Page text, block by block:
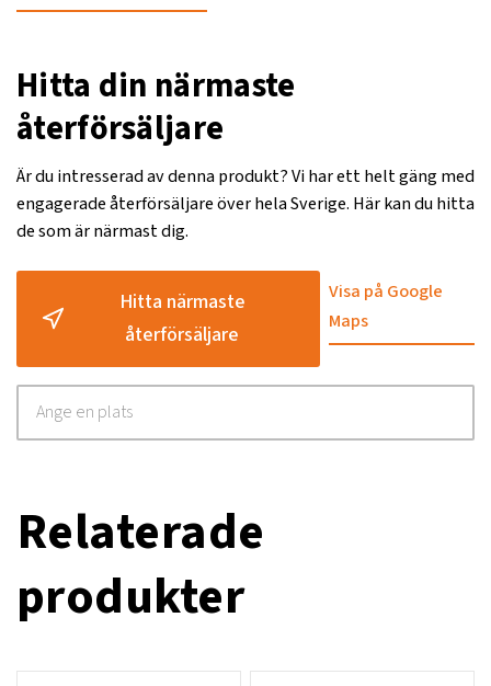
Hitta din närmaste
återförsäljare
Är du intresserad av denna produkt? Vi har ett helt gäng med
engagerade återförsäljare över hela Sverige. Här kan du hitta
de som är närmast dig.
Hitta närmaste
återförsäljare
Visa på Google
Maps
Relaterade
produkter